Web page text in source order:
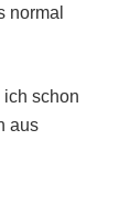
normal
ich schon
aus